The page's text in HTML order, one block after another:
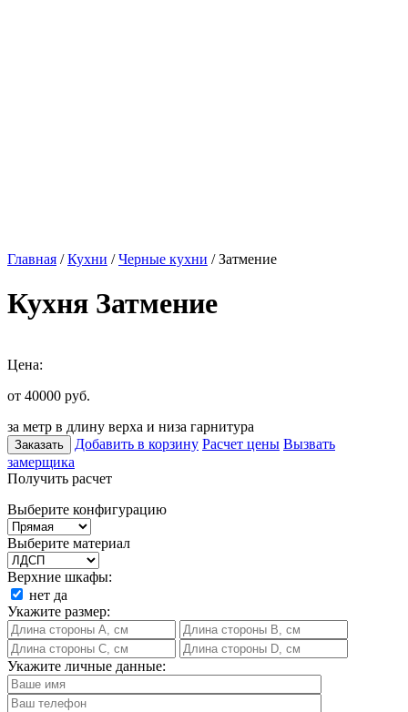
Главная /Кухни /Черные кухни / Затмение
Кухня Затмение
Цена:
от 40000 руб.
за метр в длину верха и низа гарнитура
Заказать Добавить в корзину Расчет цены Вызвать
замерщика
Получить расчет
Выберите конфигурацию
Выберите материал
Верхние шкафы:
нет да
Укажите размер:
Укажите личные данные: